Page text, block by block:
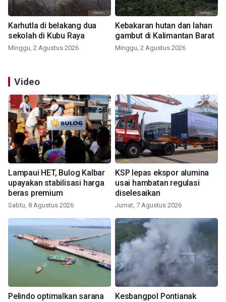
Karhutla di belakang dua
sekolah di Kubu Raya
Minggu, 2 Agustus 2026
Kebakaran hutan dan lahan
gambut di Kalimantan Barat
Minggu, 2 Agustus 2026
Video
Lampaui HET, Bulog Kalbar
upayakan stabilisasi harga
beras premium
Sabtu, 8 Agustus 2026
KSP lepas ekspor alumina
usai hambatan regulasi
diselesaikan
Jumat, 7 Agustus 2026
Pelindo optimalkan sarana
Kesbangpol Pontianak